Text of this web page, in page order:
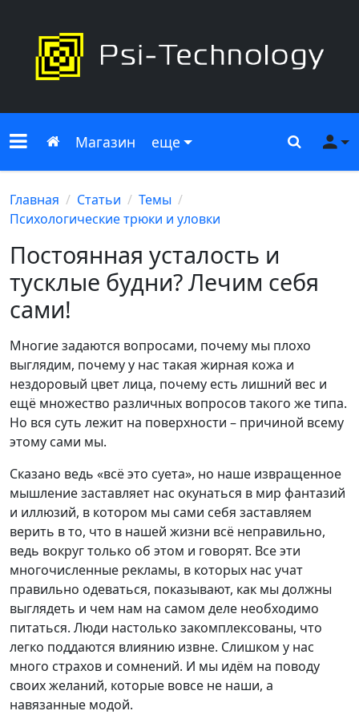
Меню сайта
Главная
Магазин еще Поиск
Главная Статьи
Темы
Психологические трюки и уловки
Постоянная усталость и
тусклые будни? Лечим себя
сами!
Многие задаются вопросами, почему мы плохо
выглядим, почему у нас такая жирная кожа и
нездоровый цвет лица, почему есть лишний вес и
ещё множество различных вопросов такого же типа.
Но вся суть лежит на поверхности – причиной всему
этому сами мы.
Сказано ведь «всё это суета», но наше извращенное
мышление заставляет нас окунаться в мир фантазий
и иллюзий, в котором мы сами себя заставляем
верить в то, что в нашей жизни всё неправильно,
ведь вокруг только об этом и говорят. Все эти
многочисленные рекламы, в которых нас учат
правильно одеваться, показывают, как мы должны
выглядеть и чем нам на самом деле необходимо
питаться. Люди настолько закомплексованы, что
легко поддаются влиянию извне. Слишком у нас
много страхов и сомнений. И мы идём на поводу
своих желаний, которые вовсе не наши, а
навязанные модой.